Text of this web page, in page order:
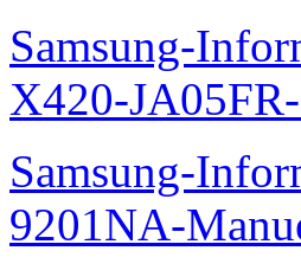
Samsung-
X420-
Samsung-
9201NA-